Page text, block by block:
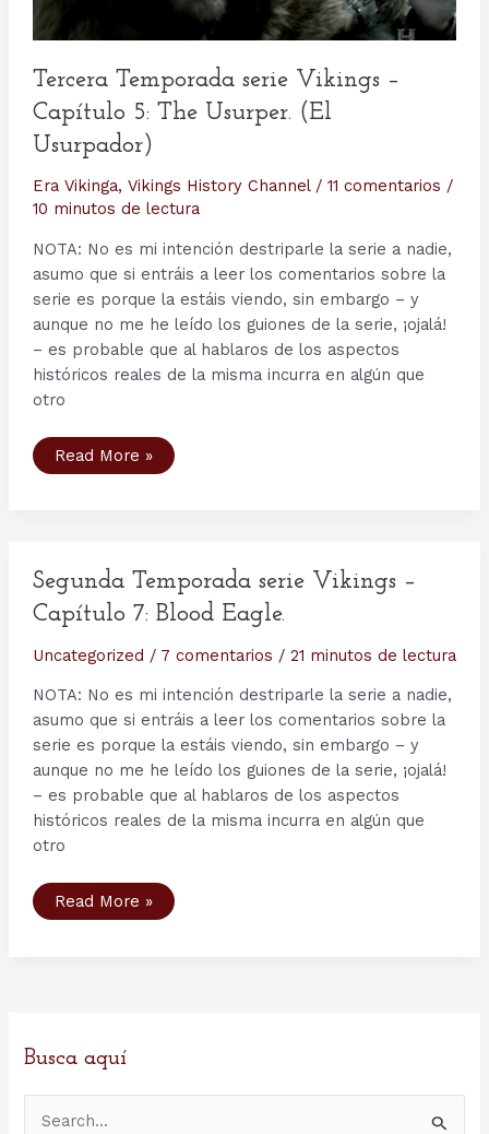
Tercera Temporada serie Vikings –
Capítulo 5: The Usurper. (El
Usurpador)
Era Vikinga, Vikings History Channel/ 11 comentarios /
10 minutos de lectura
NOTA: No es mi intención destriparle la serie a nadie,
asumo que si entráis a leer los comentarios sobre la
serie es porque la estáis viendo, sin embargo – y
aunque no me he leído los guiones de la serie, ¡ojalá!
– es probable que al hablaros de los aspectos
históricos reales de la misma incurra en algún que
otro
Tercera
Temporada
Usurper.
(El
Usurpador)
Read More »
Segunda Temporada serie Vikings –
Capítulo 7: Blood Eagle.
Uncategorized / 7 comentarios / 21 minutos de lectura
NOTA: No es mi intención destriparle la serie a nadie,
asumo que si entráis a leer los comentarios sobre la
serie es porque la estáis viendo, sin embargo – y
aunque no me he leído los guiones de la serie, ¡ojalá!
– es probable que al hablaros de los aspectos
históricos reales de la misma incurra en algún que
otro
Segunda
Temporada
Read More »
Busca aquí